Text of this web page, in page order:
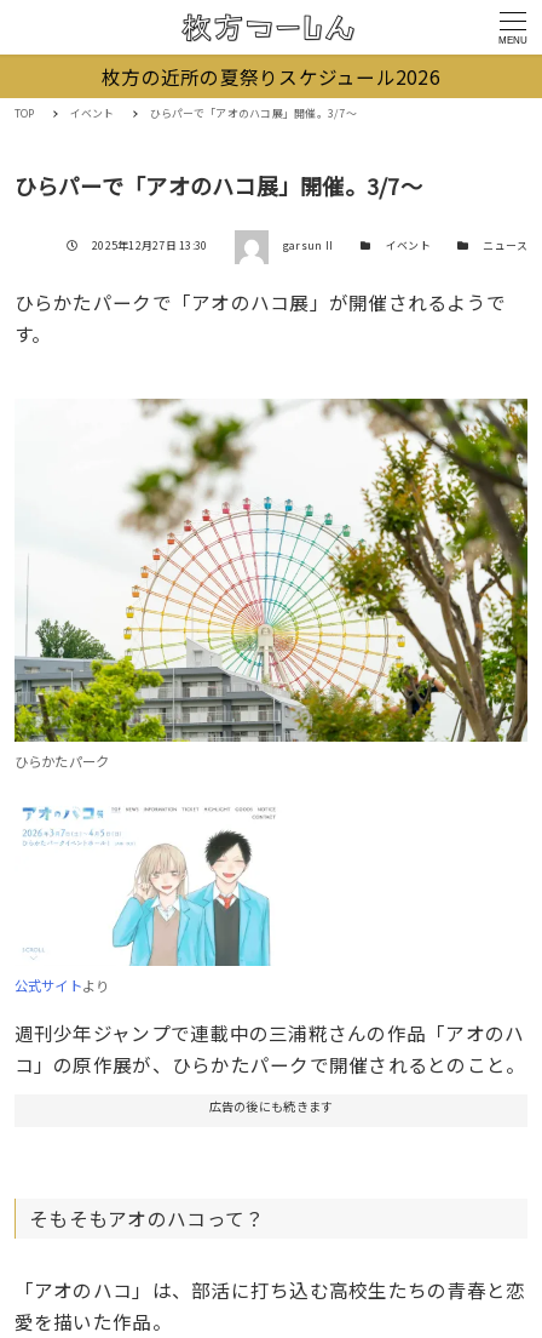
MENU
枚方の近所の夏祭りスケジュール2026
TOP イベント ひらパーで「アオのハコ展」開催。3/7〜
ひらパーで「アオのハコ展」開催。3/7〜
投稿日
2025年12月27日 13:30 著者 garsun II カテゴリー
イベント カテゴリー
ニュース
ひらかたパークで「アオのハコ展」が開催されるようで
す。
ひらかたパーク
公式サイトより
週刊少年ジャンプで連載中の三浦糀さんの作品「アオのハ
コ」の原作展が、ひらかたパークで開催されるとのこと。
広告の後にも続きます
そもそもアオのハコって？
「アオのハコ」は、部活に打ち込む高校生たちの青春と恋
愛を描いた作品。